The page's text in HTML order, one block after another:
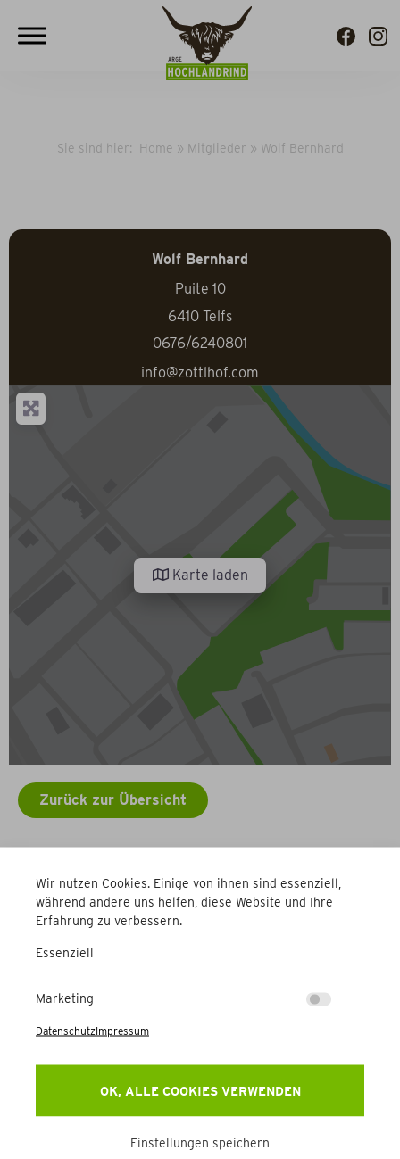
Wir nutzen Cookies. Einige von ihnen sind essenziell,
während andere uns helfen, diese Website und Ihre
Erfahrung zu verbessern.
Essenziell
Marketing
OK, ALLE COOKIES VERWENDEN
Einstellungen speichern
DatenschutzImpressum
Sie sind hier: Home » Mitglieder » Wolf Bernhard
Wolf Bernhard
Puite 10
6410 Telfs
0676/6240801
info@zottlhof.com
Karte laden
Zurück zur Übersicht
Newsletter
Erhalten Sie Aktuelles, Events & mehr direkt in Ihr